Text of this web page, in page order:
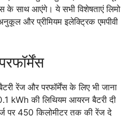
के साथ आएंगे। ये सभी विशेषताएं लिमो
और प्रीमियम इलेक्ट्रिक एमपीवी
रेंज और परफॉर्मेंस के लिए भी जाना
kWh की लिथियम आयरन बैटरी दी
पर 450 किलोमीटर तक की रेंज दे